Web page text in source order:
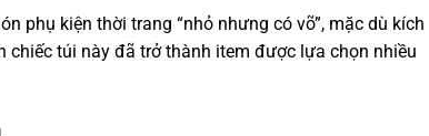
phụ kiện thời trang “nhỏ nhưng có võ”, mặc dù kích
chiếc túi này đã trở thành item được lựa chọn nhiều